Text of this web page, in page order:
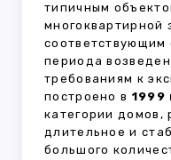
типичным
многоквартирной
соответствующим
периода
требованиям к
построено в 1999
категории домов,
длительное и
большого